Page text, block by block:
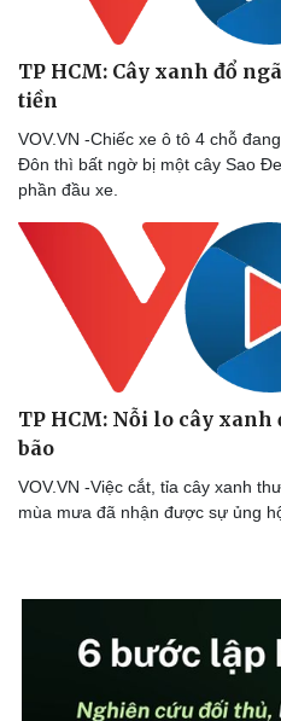
TP HCM: Cây xanh đổ
tiền
VOV.VN -Chiếc xe ô tô 4 chỗ
Đôn thì bất ngờ bị một cây Sao
phần đầu xe.
TP HCM: Nỗi lo cây
bão
VOV.VN -Việc cắt, tỉa cây xanh
mùa mưa đã nhận được sự ủng